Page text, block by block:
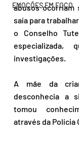
EMOÇÕES EM FOCO
abusos ocorriam
saía para
o Conselho
especializada,
investigações.
A mãe da
desconhecia a
tomou
através da Polícia